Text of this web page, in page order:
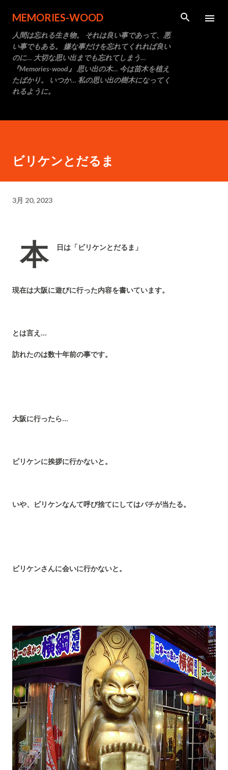
スキップしてメイン コンテンツに移動
MEMORIES-WOOD
人間は忘れる生き物。 それは良い事であって、悪
い事でもある。 嫌な事だけを忘れてくれれば良い
のに… 大切な思い出までも忘れてしまう…
『Memories-wood』 思い出の木… 今は苗木を植え
たばかり。 いつか… 私の思い出の樹木になってく
れるように。
ビリケンとだるま
3月 20, 2023
本 日は「ビリケンとだるま」
現在は大阪に遊びに行った内容を書いています。
とは言え…
訪れたのは数十年前の事です。
大阪に行ったら…
ビリケンに挨拶に行かないと。
いや、ビリケンなんて呼び捨てにしてはバチが当たる。
ビリケンさんに会いに行かないと。